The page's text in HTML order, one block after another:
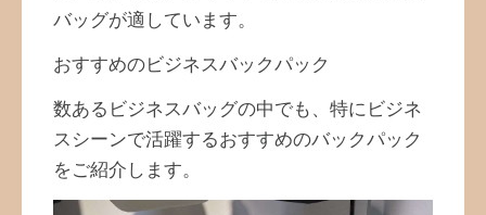
バッグが適しています。
おすすめのビジネスバックパック
数あるビジネスバッグの中でも、特にビジネ
スシーンで活躍するおすすめのバックパック
をご紹介します。